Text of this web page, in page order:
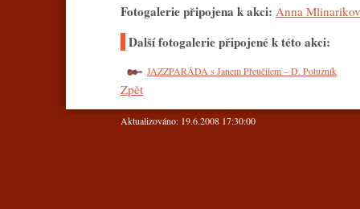
Fotogalerie připojena k akci: Anna
Další fotogalerie připojené k této akci:
JAZZPARÁDA s Janem Přeučilem – D. Potužník
Zpět
Aktualizováno: 19.6.2008 17:30:00